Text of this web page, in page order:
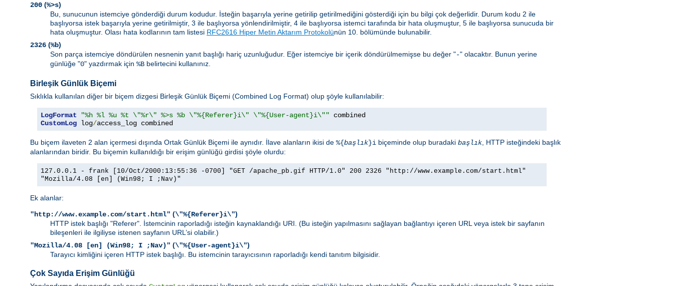
200 (%>s)
Bu, sunucunun istemciye gönderdiği durum kodudur. İsteğin başarıyla yerine getirilip getirilmediğini gösterdiği için bu bilgi çok değerlidir. Durum kodu 2 ile
başlıyorsa istek başarıyla yerine getirilmiştir, 3 ile başlıyorsa yönlendirilmiştir, 4 ile başlıyorsa istemci tarafında bir hata oluşmuştur, 5 ile başlıyorsa sunucuda bir
hata oluşmuştur. Olası hata kodlarının tam listesi RFC2616 Hiper Metin Aktarım Protokolünün 10. bölümünde bulunabilir.
2326 (%b)
Son parça istemciye döndürülen nesnenin yanıt başlığı hariç uzunluğudur. Eğer istemciye bir içerik döndürülmemişse bu değer "-" olacaktır. Bunun yerine
günlüğe "0" yazdırmak için %B belirtecini kullanınız.
Birleşik Günlük Biçemi
Sıklıkla kullanılan diğer bir biçem dizgesi Birleşik Günlük Biçemi (Combined Log Format) olup şöyle kullanılabilir:
LogFormat "%h %l %u %t \"%r\" %>s %b \"%{Referer}i\" \"%{User-agent}i\""
CustomLog log/access_log combined
Bu biçem ilaveten 2 alan içermesi dışında Ortak Günlük Biçemi ile aynıdır. İlave alanların ikisi de %{başlık}i biçeminde olup buradaki başlık , HTTP isteğindeki başlık
alanlarından biridir. Bu biçemin kullanıldığı bir erişim günlüğü girdisi şöyle olurdu:
127.0.0.1 - frank [10/Oct/2000:13:55:36 -0700] "GET /apache_pb.gif HTTP/1.0" 200 2326 "http://www.example.com/start.html"
"Mozilla/4.08 [en] (Win98; I ;Nav)"
Ek alanlar:
"http://www.example.com/start.html" (\"%{Referer}i\")
HTTP istek başlığı "Referer". İstemcinin raporladığı isteğin kaynaklandığı URI. (Bu isteğin yapılmasını sağlayan bağlantıyı içeren URL veya istek bir sayfanın
bileşenleri ile ilgiliyse istenen sayfanın URL’si olabilir.)
"Mozilla/4.08 [en] (Win98; I ;Nav)" (\"%{User-agent}i\")
Tarayıcı kimliğini içeren HTTP istek başlığı. Bu istemcinin tarayıcısının raporladığı kendi tanıtım bilgisidir.
Çok Sayıda Erişim Günlüğü